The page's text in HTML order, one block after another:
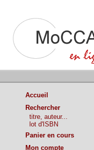
Accueil
Rechercher
titre, auteur...
lot d'ISBN
Panier en cours
Mon compte